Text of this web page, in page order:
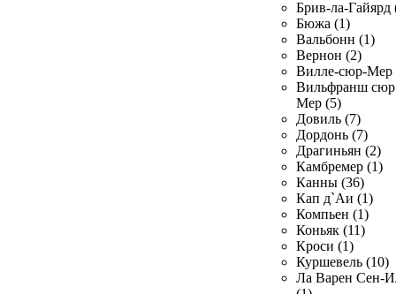
Брив-ла-Гайярд
Бюжа (1)
Вальбонн (1)
Вернон (2)
Вилле-сюр-Мер
Вильфранш сюр
Мер (5)
Довиль (7)
Дордонь (7)
Драгиньян (2)
Камбремер (1)
Канны (36)
Кап д`Аи (1)
Компьен (1)
Коньяк (11)
Кроси (1)
Куршевель (10)
Ла Варен Сен-